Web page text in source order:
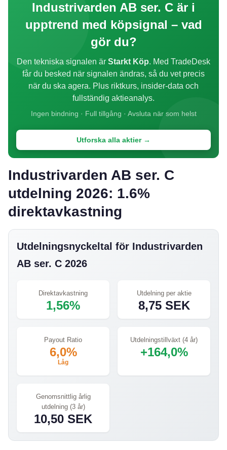
Industrivarden AB ser. C är i
upptrend med köpsignal – vad
gör du?
Den tekniska signalen är Starkt Köp. Med TradeDesk
får du besked när signalen ändras, så du vet precis
när du ska agera. Plus riktkurs, insider-data och
fullständig aktieanalys.
Ingen bindning · Full tillgång · Avsluta när som helst
Utforska alla aktier →
Industrivarden AB ser. C
utdelning 2026: 1.6%
direktavkastning
Utdelningsnyckeltal för Industrivarden
AB ser. C 2026
Direktavkastning
1,56%
Utdelning per aktie
8,75 SEK
Payout Ratio
6,0%
Låg
Utdelningstillväxt (4 år)
+164,0%
Genomsnittlig årlig
utdelning (3 år)
10,50 SEK